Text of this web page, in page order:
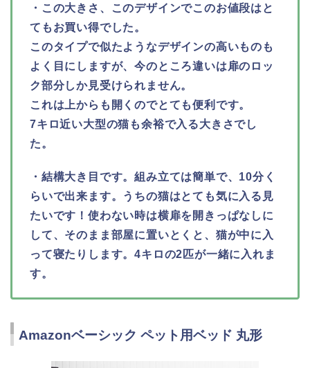
・この大きさ、このデザインでこのお値段はと
てもお買い得でした。
このタイプで似たようなデザインの高いものも
よく目にしますが、今のところ違いは扉のロッ
ク部分しか見受けられません。
これは上からも開くのでとても便利です。
7キロ近い大型の猫も余裕で入る大きさでし
た。
・結構大き目です。組み立ては簡単で、10分く
らいで出来ます。うちの猫はとても気に入る見
たいです！使わない時は横扉を開きっぱなしに
して、そのまま部屋に置いとくと、猫が中に入
って寝たりします。4キロの2匹が一緒に入れま
す。
Amazonベーシック ペット用ベッド 丸形